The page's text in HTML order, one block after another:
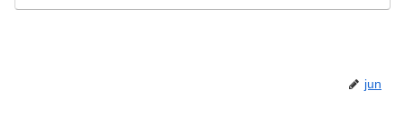
jun